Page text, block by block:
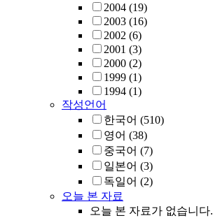
2004 (19)
2003 (16)
2002 (6)
2001 (3)
2000 (2)
1999 (1)
1994 (1)
작성언어
한국어 (510)
영어 (38)
중국어 (7)
일본어 (3)
독일어 (2)
오늘 본 자료
오늘 본 자료가 없습니다.